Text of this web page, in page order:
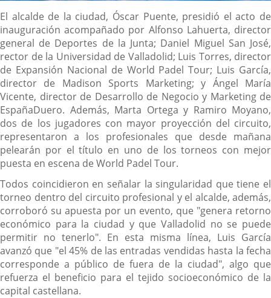
Descripción
El alcalde de la ciudad, Óscar Puente, presidió el acto de
inauguración acompañado por Alfonso Lahuerta, director
general de Deportes de la Junta; Daniel Miguel San José,
rector de la Universidad de Valladolid; Luis Torres, director
de Expansión Nacional de World Padel Tour; Luis García,
director de Madison Sports Marketing; y Ángel María
Vicente, director de Desarrollo de Negocio y Marketing de
EspañaDuero. Además, Marta Ortega y Ramiro Moyano,
dos de los jugadores con mayor proyección del circuito,
representaron a los profesionales que desde mañana
pelearán por el título en uno de los torneos con mejor
puesta en escena de World Padel Tour.
Todos coincidieron en señalar la singularidad que tiene el
torneo dentro del circuito profesional y el alcalde, además,
corroboró su apuesta por un evento, que "genera retorno
económico para la ciudad y que Valladolid no se puede
permitir no tenerlo". En esta misma línea, Luis García
avanzó que "el 45% de las entradas vendidas hasta la fecha
corresponde a público de fuera de la ciudad", algo que
refuerza el beneficio para el tejido socioeconómico de la
capital castellana.